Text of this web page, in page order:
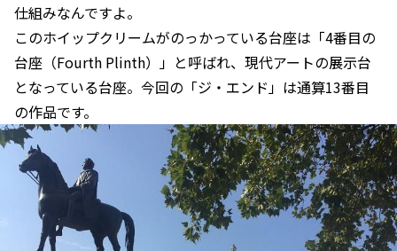
仕組みなんですよ。
このホイップクリームがのっかっている台座は「4番目の
台座（Fourth Plinth）」と呼ばれ、現代アートの展示台
となっている台座。今回の「ジ・エンド」は通算13番目
の作品です。